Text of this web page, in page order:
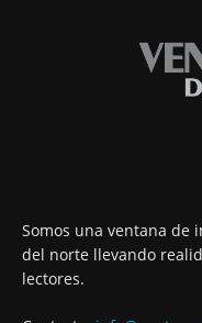
Somos una ventana de
del norte llevando
lectores.